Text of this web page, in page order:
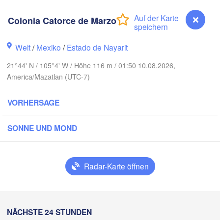
Colonia Catorce de Marzo
Welt/Mexiko /Estado de Nayarit
21°44' N / 105°4' W / Höhe 116 m / 01:50 10.08.2026,
America/Mazatlan (UTC-7)
VORHERSAGE
SONNE UND MOND
Radar-Karte öffnen
NÄCHSTE 24 STUNDEN
Hidalgo
Mazatlán
Colonia Catorce de Marzo